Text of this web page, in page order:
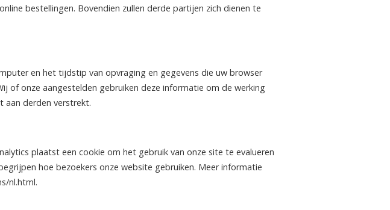
bestellingen. Bovendien zullen derde partijen zich dienen te
en het tijdstip van opvraging en gegevens die uw browser
of onze aangestelden gebruiken deze informatie om de werking
aan derden verstrekt.
plaatst een cookie om het gebruik van onze site te evalueren
hoe bezoekers onze website gebruiken. Meer informatie
nl.html.